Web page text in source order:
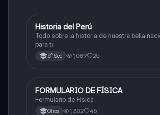
Ciencias Sociales
Historia del Perú
Todo sobre la historia de nuestra bella
para ti
5° Sec 1,089 25
Física
FORMULARIO DE FÍSICA
Formulario de Física
Otros 1,302 45